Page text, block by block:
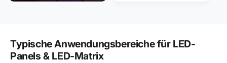
r
Typische Anwendungsbereiche für LED-
Panels & LED-Matrix